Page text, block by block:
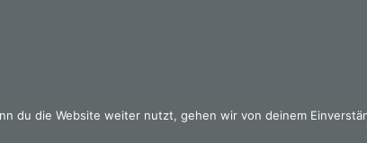
du die Website weiter nutzt, gehen wir von deinem